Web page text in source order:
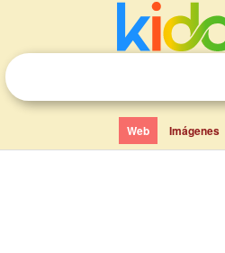
Web Imágenes